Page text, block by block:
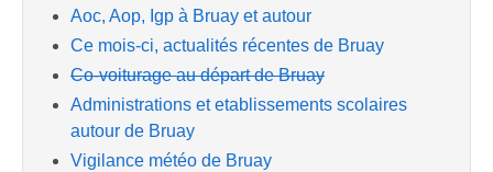
Aoc, Aop, Igp à Bruay et autour
Ce mois-ci, actualités récentes de Bruay
Co-voiturage au départ de Bruay
Administrations et etablissements scolaires
autour de Bruay
Vigilance météo de Bruay